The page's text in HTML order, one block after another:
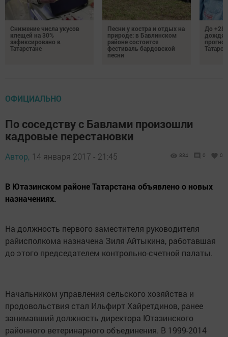
Снижение числа укусов
клещей на 30%
зафиксировано в
Татарстане
Песни у костра и отдых на
природе: в Бавлинском
районе состоится
фестиваль бардовской
песни
До +28
ОФИЦИАЛЬНО
По соседству с Бавлами произошли
кадровые перестановки
Автор, 14 января 2017 - 21:45 834 0 0
В Ютазинском районе Татарстана объявлено о новых
назначениях.
На должность первого заместителя руководителя
райисполкома назначена Зиля Айтыкина, работавшая
до этого председателем контрольно-счетной палаты.
Начальником управления сельского хозяйства и
продовольствия стал Ильфирт Хайретдинов, ранее
занимавший должность директора Ютазинского
районного ветеринарного объединения. В 1999-2014